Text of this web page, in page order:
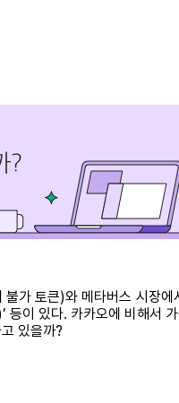
토큰)와 메타버스 시장에
등이 있다. 카카오에 비해
있을까?